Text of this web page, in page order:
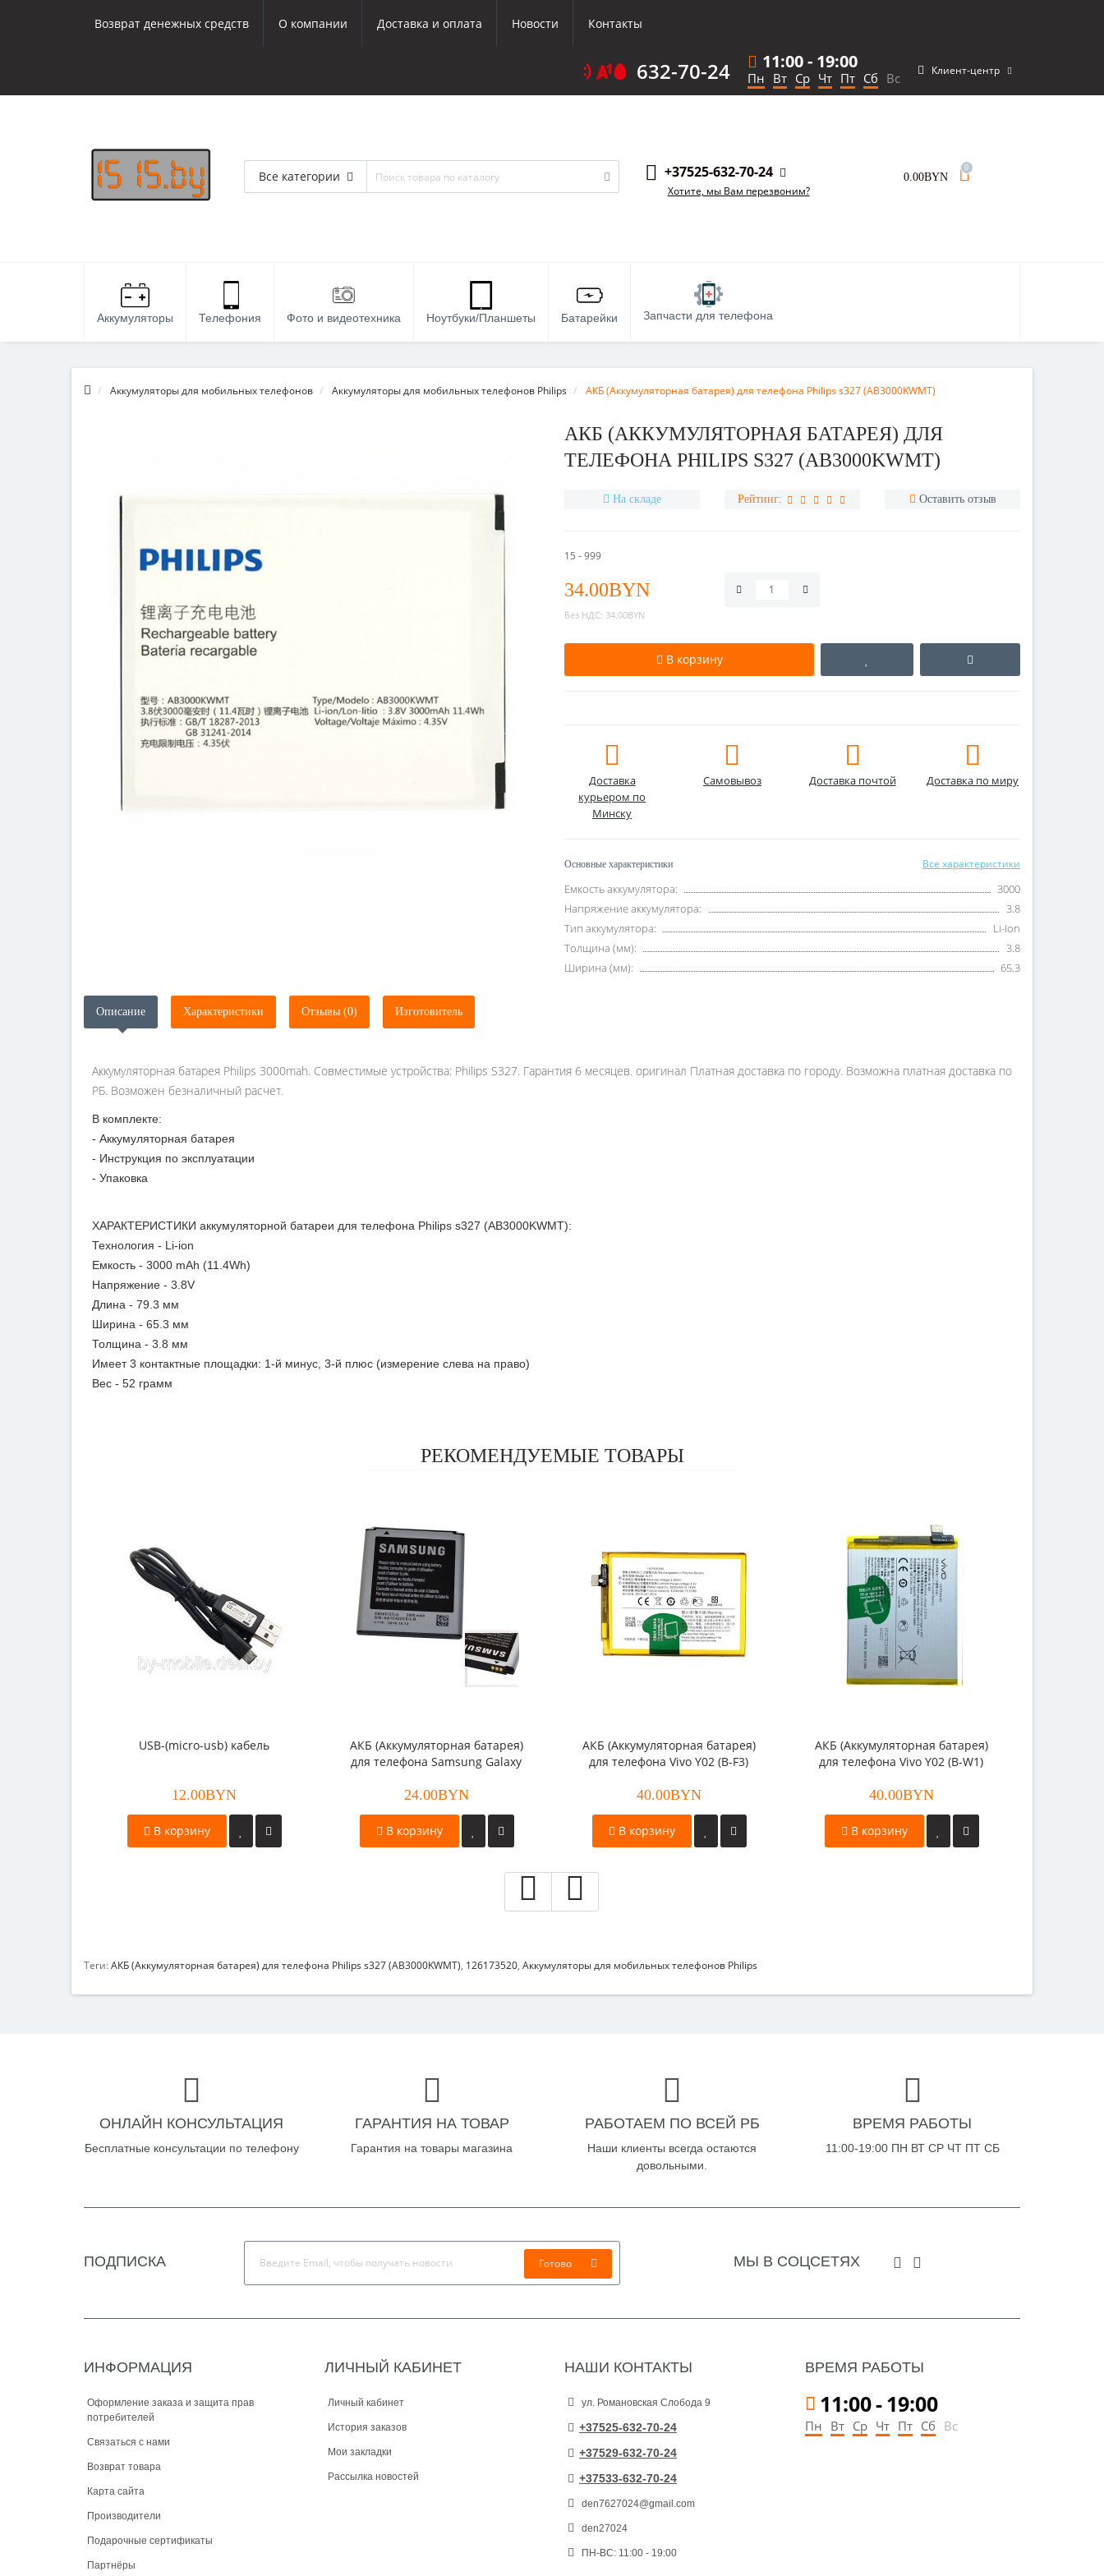
Возврат денежных средств О компании Доставка и оплата Новости Контакты
632-70-24 11:00- 19:00
Пн Вт Ср Чт Пт Сб Вс Клиент-центр
Все категории +37525-632-70-24
Хотите, мы Вам перезвоним?
0.00BYN
0
Аккумуляторы Телефония Фото и видеотехника Ноутбуки/Планшеты Батарейки Запчасти для телефона
Аккумуляторы для мобильных телефонов Аккумуляторы для мобильных телефонов Philips АКБ (Аккумуляторная батарея) для телефона Philips s327 (AB3000KWMT)
АКБ (АККУМУЛЯТОРНАЯ БАТАРЕЯ) ДЛЯ
ТЕЛЕФОНА PHILIPS S327 (AB3000KWMT)
На складе Рейтинг: Оставить отзыв
15 - 999
34.00BYN
Без НДС: 34.00BYN
В корзину
Доставка
курьером по
Минску
Самовывоз Доставка почтой Доставка по миру
Основные характеристики Все характеристики
Емкость аккумулятора:
3000
Напряжение аккумулятора:
3.8
Тип аккумулятора:
Li-Ion
Толщина (мм):
3.8
Ширина (мм):
65.3
Описание Характеристики Отзывы (0) Изготовитель
Аккумуляторная батарея Philips 3000mah. Совместимые устройства: Philips S327. Гарантия 6 месяцев. оригинал Платная доставка по городу. Возможна платная доставка по
РБ. Возможен безналичный расчет.
В комплекте:
- Аккумуляторная батарея
- Инструкция по эксплуатации
- Упаковка
ХАРАКТЕРИСТИКИ аккумуляторной батареи для телефона Philips s327 (AB3000KWMT):
Технология - Li-ion
Емкость - 3000 mAh (11.4Wh)
Напряжение - 3.8V
Длина - 79.3 мм
Ширина - 65.3 мм
Толщина - 3.8 мм
Имеет 3 контактные площадки: 1-й минус, 3-й плюс (измерение слева на право)
Вес - 52 грамм
РЕКОМЕНДУЕМЫЕ ТОВАРЫ
USB-(micro-usb) кабель
12.00BYN
В корзину
АКБ (Аккумуляторная батарея)
для телефона Samsung Galaxy
оригинал
24.00BYN
В корзину
АКБ (Аккумуляторная батарея)
для телефона Vivo Y02 (B-F3)
40.00BYN
В корзину
АКБ (Аккумуляторная батарея)
для телефона Vivo Y02 (B-W1)
40.00BYN
В корзину
Теги:АКБ (Аккумуляторная батарея) для телефона Philips s327 (AB3000KWMT), 126173520, Аккумуляторы для мобильных телефонов Philips
ОНЛАЙН КОНСУЛЬТАЦИЯ
Бесплатные консультации по телефону
ГАРАНТИЯ НА ТОВАР
Гарантия на товары магазина
РАБОТАЕМ ПО ВСЕЙ РБ
Наши клиенты всегда остаются
довольными.
ВРЕМЯ РАБОТЫ
11:00-19:00 ПН ВТ СР ЧТ ПТ СБ
ПОДПИСКА Готово МЫ В СОЦСЕТЯХ
ИНФОРМАЦИЯ
Оформление заказа и защита прав
потребителей
Связаться с нами
Возврат товара
Карта сайта
Производители
Подарочные сертификаты
Партнёры
ЛИЧНЫЙ КАБИНЕТ
Личный кабинет
История заказов
Мои закладки
Рассылка новостей
НАШИ КОНТАКТЫ
ул. Романовская Слобода 9
+37525-632-70-24
+37529-632-70-24
+37533-632-70-24
den7627024@gmail.com
den27024
ПН-ВС: 11:00 - 19:00
ВРЕМЯ РАБОТЫ
11:00-19:00
Пн Вт Ср Чт Пт Сб Вс